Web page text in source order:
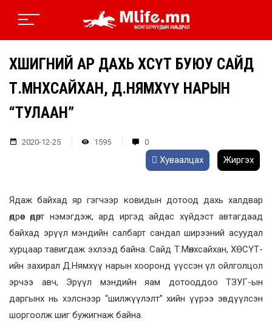
ХӨШИГНИЙ АР ДАХЬ ХӨСҮТ БУЮУ САЙД
Т.МӨНХСАЙХАН, Д.НЯМХҮҮ НАРЫН
“ТУЛААН”
2020-12-25 1595 0
Хуваалцах Жиргэх
Ядаж байхад яр гэгчээр ковидын дотоод дахь халдвар
өдрөөс өдөрт нэмэгдэж, ард иргэд айдас хүйдэст автагдаад
байхад эрүүл мэндийн салбарт сандал ширээний асуудал
хурцаар тавигдаж эхлээд байна. Сайд Т.Мөнхсайхан, ХӨСҮТ-
ийн захирал Д.Нямхүү нарын хооронд үүссэн үл ойлголцол
эрчээ авч, Эрүүл мэндийн яам дотооддоо ТЗУГ-ын
даргынх нь хэлснээр “шилжүүлэлт” хийн үүрээ эвдүүлсэн
шоргоолж шиг бужигнаж байна.